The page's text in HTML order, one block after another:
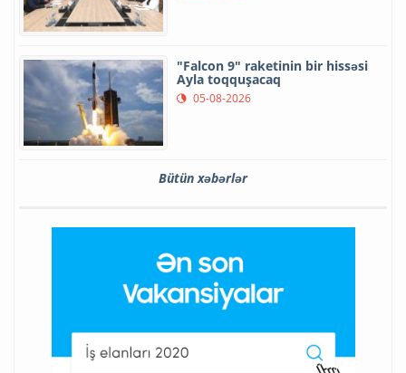
"Falcon 9" raketinin bir hissəsi
Ayla toqquşacaq
05-08-2026
Bütün xəbərlər